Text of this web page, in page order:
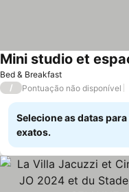
Bed & Breakfast
Mini studio et
/ Pontuação não disponível
Selecione as datas
exatos.